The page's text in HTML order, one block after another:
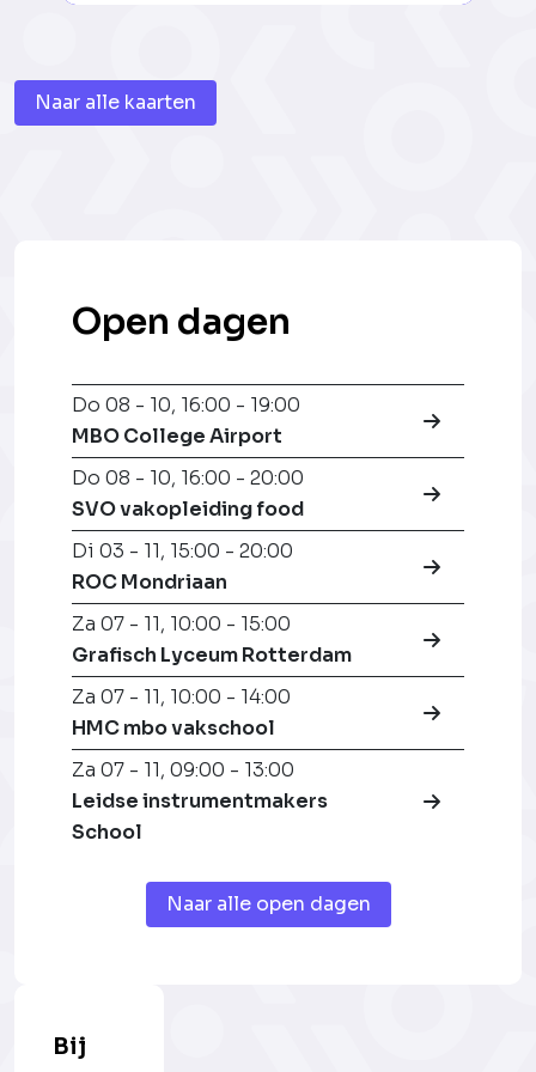
Naar alle kaarten
Open dagen
Do 08 - 10, 16:00 - 19:00
MBO College Airport
Do 08 - 10, 16:00 - 20:00
SVO vakopleiding food
Di 03 - 11, 15:00 - 20:00
ROC Mondriaan
Za 07 - 11, 10:00 - 15:00
Grafisch Lyceum Rotterdam
Za 07 - 11, 10:00 - 14:00
HMC mbo vakschool
Za 07 - 11, 09:00 - 13:00
Leidse instrumentmakers
School
Naar alle open dagen
Bij